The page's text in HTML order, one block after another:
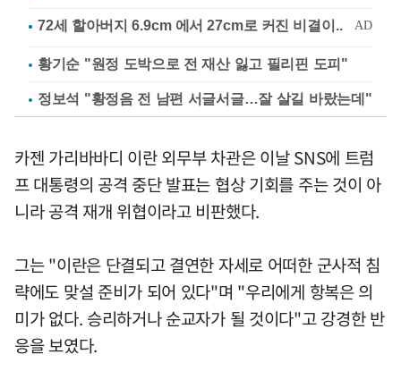
황기순 "원정 도박으로 전 재산 잃고 필리핀 도피"
정보석 "황정음 전 남편 서글서글…잘 살길 바랐는데"
카젠 가리바바디 이란 외무부 차관은 이날 SNS에 트럼
프 대통령의 공격 중단 발표는 협상 기회를 주는 것이 아
니라 공격 재개 위협이라고 비판했다.
그는 "이란은 단결되고 결연한 자세로 어떠한 군사적 침
략에도 맞설 준비가 되어 있다"며 "우리에게 항복은 의
미가 없다. 승리하거나 순교자가 될 것이다"고 강경한 반
응을 보였다.